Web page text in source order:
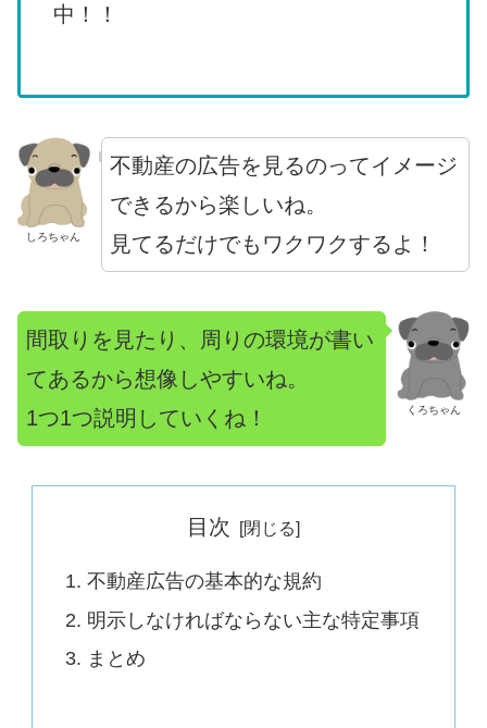
中！！
しろちゃん
不動産の広告を見るのってイメージ
できるから楽しいね。
見てるだけでもワクワクするよ！
くろちゃん
間取りを見たり、周りの環境が書い
てあるから想像しやすいね。
1つ1つ説明していくね！
目次
不動産広告の基本的な規約
明示しなければならない主な特定事項
まとめ